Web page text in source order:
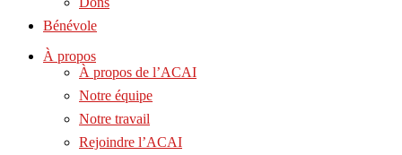
Bénévole
À propos
À propos de l’ACAI
Notre équipe
Notre travail
Rejoindre l’ACAI